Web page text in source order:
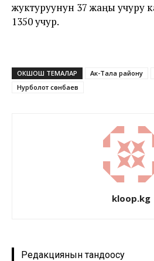
жуктуруунун 37 жаңы учуру
1350 учур.
ОКШОШ ТЕМАЛАР Ак-Тала району
Нурболот Үсөнбаев
kloop.kg
Редакциянын тандоосу